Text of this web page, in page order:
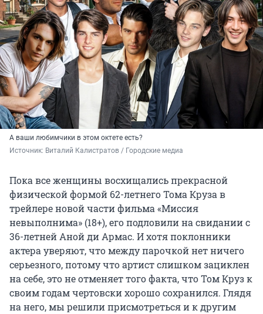
А ваши любимчики в этом октете есть?
Источник: Виталий Калистратов / Городские медиа
Пока все женщины восхищались прекрасной
физической формой 62-летнего Тома Круза в
трейлере новой части фильма «Миссия
невыполнима» (18+), его подловили на свидании с
36-летней Аной ди Армас. И хотя поклонники
актера уверяют, что между парочкой нет ничего
серьезного, потому что артист слишком зациклен
на себе, это не отменяет того факта, что Том Круз к
своим годам чертовски хорошо сохранился. Глядя
на него, мы решили присмотреться и к другим